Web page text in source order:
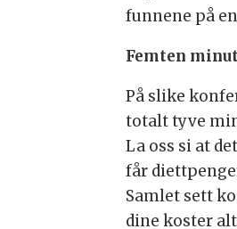
funnene på
Femten
På slike
totalt tyve
La oss si at
får
Samlet sett
dine koster